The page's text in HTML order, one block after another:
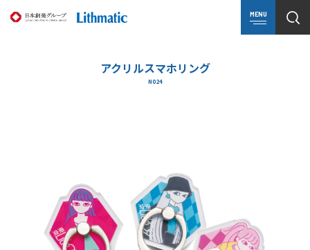
MENU
アクリルスマホリング
N024